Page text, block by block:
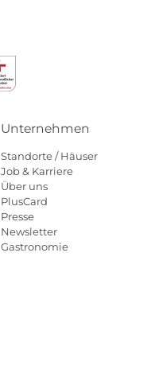
Unternehmen
Standorte / Häuser
Job & Karriere
Über uns
PlusCard
Presse
Newsletter
Gastronomie